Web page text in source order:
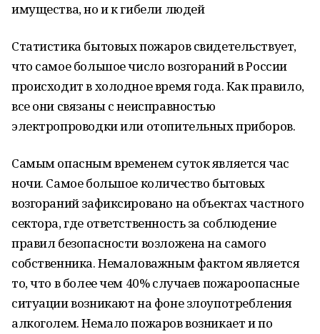
имущества, но и к гибели людей
Статистика бытовых пожаров свидетельствует,
что самое большое число возгораний в России
происходит в холодное время года. Как правило,
все они связаны с неисправностью
электропроводки или отопительных приборов.
Самым опасным временем суток является час
ночи. Самое большое количество бытовых
возгораний зафиксировано на объектах частного
сектора, где ответственность за соблюдение
правил безопасности возложена на самого
собственника. Немаловажным фактом является
то, что в более чем 40% случаев пожароопасные
ситуации возникают на фоне злоупотребления
алкоголем. Немало пожаров возникает и по